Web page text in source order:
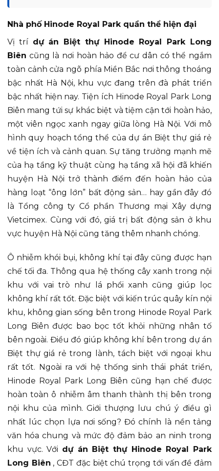
Nhà phố Hinode Royal Park quần thể hiện đại
Vị trí dự án Biệt thự Hinode Royal Park Long
Biên cũng là nơi hoàn hảo để cư dân có thể ngắm
toàn cảnh cửa ngõ phía Miền Bắc nơi thông thoáng
bậc nhất Hà Nội, khu vực đang trên đà phát triển
bậc nhất hiện nay. Tiện ích Hinode Royal Park Long
Biên mang tứi sự khác biệt và tiệm cận tới hoàn hảo,
một viên ngọc xanh ngay giữa lòng Hà Nội. Với mô
hình quy hoạch tổng thể của dự án Biệt thự giá rẻ
về tiện ích và cảnh quan. Sự tăng trưởng mạnh mẽ
của hạ tầng kỹ thuật cùng hạ tầng xã hội đã khiến
huyện Hà Nội trở thành điểm đến hoàn hảo của
hàng loạt “ông lớn” bất động sản… hay gần đây đó
là Tổng công ty Cổ phần Thương mại Xây dựng
Vietcimex. Cùng với đó, giá trị bất động sản ở khu
vực huyện Hà Nội cũng tăng thêm nhanh chóng.
Ô nhiễm khói bụi, không khí tại đây cũng được hạn
chế tối đa. Thông qua hệ thống cây xanh trong nội
khu với vai trò như lá phổi xanh cũng giúp lọc
không khí rất tốt. Đặc biệt với kiến trúc quây kín nội
khu, không gian sống bên trong Hinode Royal Park
Long Biên được bao bọc tốt khỏi những nhân tố
bên ngoài. Điều đó giúp không khí bên trong dự án
Biệt thự giá rẻ trong lành, tách biệt với ngoại khu
rất tốt. Ngoài ra với hệ thống sinh thái phát triển,
Hinode Royal Park Long Biên cũng hạn chế được
hoàn toàn ô nhiễm âm thanh thành thị bên trong
nội khu của mình. Giới thượng lưu chú ý điều gì
nhất lúc chọn lựa nơi sống? Đó chính là nền tảng
văn hóa chung và mức độ đảm bảo an ninh trong
khu vực. Với dự án Biệt thự Hinode Royal Park
Long Biên , CĐT đặc biệt chú trọng tới vấn đề đảm